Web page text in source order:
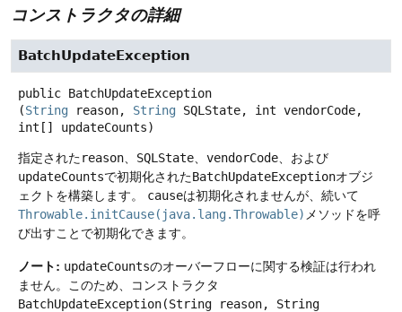
コンストラクタの詳細
BatchUpdateException
public BatchUpdateException
(String reason, String SQLState, int vendorCode,
int[] updateCounts)
指定されたreason、 SQLState、 vendorCode、および
updateCountsで初期化されたBatchUpdateExceptionオブジ
ェクトを構築します。
causeは初期化されませんが、続いて
Throwable.initCause(java.lang.Throwable) メソッドを呼
び出すことで初期化できます。
ノート: updateCountsのオーバーフローに関する検証は行われ
ません。このため、コンストラクタ
BatchUpdateException(String reason, String